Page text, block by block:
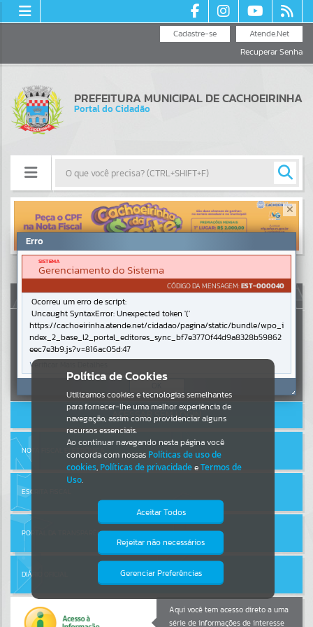
Atende.Net
Cadastre-se
Recuperar Senha
PREFEITURA MUNICIPAL DE CACHOEIRINHA
Portal do Cidadão
Resultados para""
Portais
Por favor, aguarde...
NOTÍCIAS
Por favor, aguarde...
Por favor, aguarde...
SERVIÇOS
Por favor, aguarde...
PÁGINAS
AUTOATENDIMENTO
ACESSAR SEM LOGIN
NOTA FISCAL ELETRÔNICA
ESCRITA FISCAL
PORTAL DA TRANSPARÊNCIA
DIÁRIO OFICIAL
Aqui você tem acesso direto a uma
série de informações de interesse
Política de Cookies
Utilizamos cookies e tecnologias semelhantes
para fornecer-lhe uma melhor experiência de
navegação, assim como providenciar alguns
recursos essenciais.
Ao continuar navegando nesta página você
concorda com nossas Políticas de uso de
cookies, Políticas de privacidadeeTermos de
Uso.
Aceitar Todos
Rejeitar não necessários
Gerenciar Preferências
Isto significa que diversos recursos
providenciados poderão não estar
Erro
SISTEMA
Gerenciamento do Sistema
CÓDIGO DA MENSAGEM:EST-000040
Ocorreu um erro de script:
Uncaught SyntaxError: Unexpected token '('
https://cachoeirinha.atende.net/cidadao/pagina/static/bundle/wpo_i
ndex_2_base_l2_portal_editores_sync_bf7e3770f44d9a8328b59862
eec7e3b9.js?v=816ac05d:47
Verificar Mais Detalhes